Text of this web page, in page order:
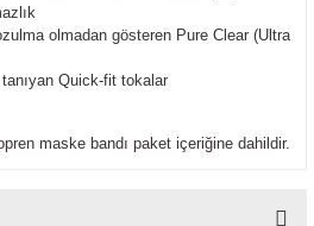
olmadan gösteren Pure Clear (Ultra
Quick-fit tokalar
maske bandı paket içeriğine dahildir.